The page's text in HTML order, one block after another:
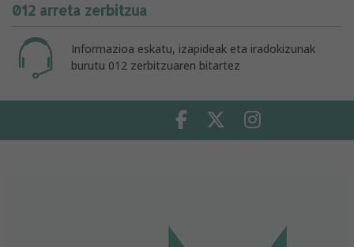
012 arreta zerbitzua
Informazioa eskatu, izapideak eta iradokizunak
burutu 012 zerbitzuaren bitartez
Facebook Twitter Instagram